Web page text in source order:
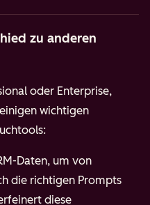
zu anderen
oder Enterprise,
wichtigen
Daten, um von
die richtigen Prompts
diese